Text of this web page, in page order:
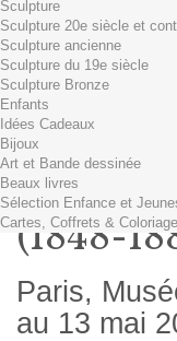
Il y a 1
Total produits TTC
Frais de port TTC
Total TTC
Continuer mes
Sculpture
Sculpture 20e siècle et
Sculpture ancienne
Sculpture du 19e siècle
Sculpture Bronze
Enfants
Idées Cadeaux
Bijoux
Art et Bande dessinée
Beaux livres
Sélection Enfance et
Cartes, Coffrets &
Jules
(1848-
Paris,
au 13 mai